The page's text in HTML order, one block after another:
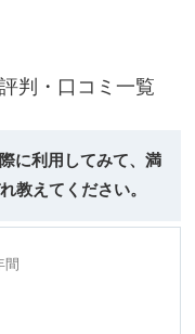
判・口コミ一覧
に利用してみて、満
教えてください。
間